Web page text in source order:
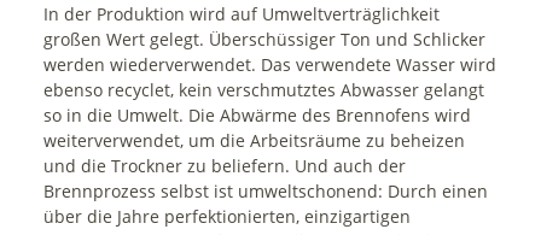
In der Produktion wird auf Umweltverträglichkeit
großen Wert gelegt. Überschüssiger Ton und Schlicker
werden wiederverwendet. Das verwendete Wasser wird
ebenso recyclet, kein verschmutztes Abwasser gelangt
so in die Umwelt. Die Abwärme des Brennofens wird
weiterverwendet, um die Arbeitsräume zu beheizen
und die Trockner zu beliefern. Und auch der
Brennprozess selbst ist umweltschonend: Durch einen
über die Jahre perfektionierten, einzigartigen